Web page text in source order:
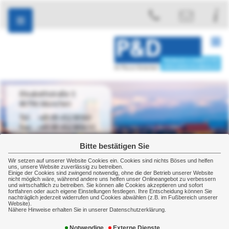
Bitte bestätigen Sie
Wir setzen auf unserer Website Cookies ein. Cookies sind nichts Böses und helfen
uns, unsere Website zuverlässig zu betreiben.
Einige der Cookies sind zwingend notwendig, ohne die der Betrieb unserer Website
nicht möglich wäre, während andere uns helfen unser Onlineangebot zu verbessern
und wirtschaftlich zu betreiben. Sie können alle Cookies akzeptieren und sofort
fortfahren oder auch eigene Einstellungen festlegen. Ihre Entscheidung können Sie
nachträglich jederzeit widerrufen und Cookies abwählen (z.B. im Fußbereich unserer
Website).
Nähere Hinweise erhalten Sie in unserer Datenschutzerklärung.
Elisabethstraße 3
80796 München
+49 89 45238560
+49 89 452385610
Privat Vorsorge Rentenversicherung
Rentenversicherung